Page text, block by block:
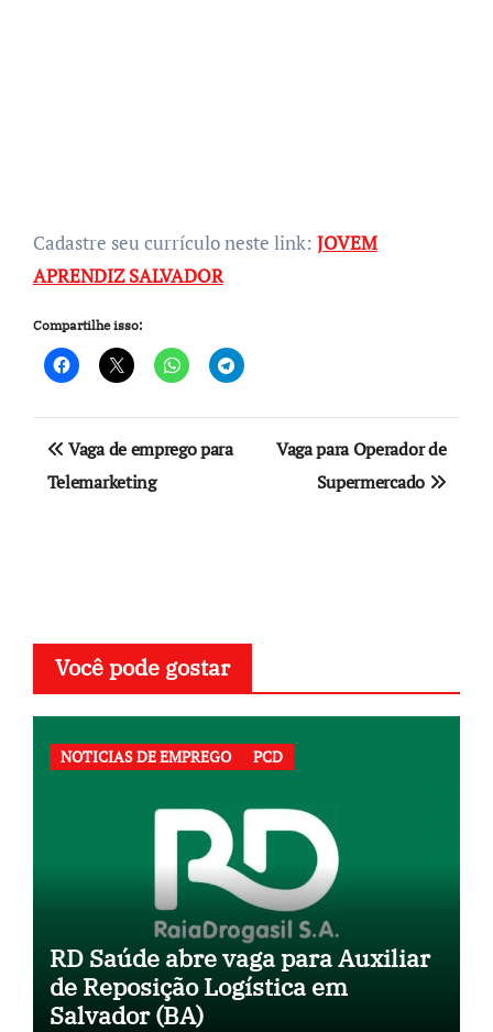
Cadastre seu currículo neste link: JOVEM
APRENDIZ SALVADOR
Compartilhe isso:
Navegação
de
Vaga de emprego para
Telemarketing
Vaga para Operador de
Supermercado
Você pode gostar
NOTICIAS DE EMPREGO PCD
RD Saúde abre vaga para Auxiliar
de Reposição Logística em
Salvador (BA)